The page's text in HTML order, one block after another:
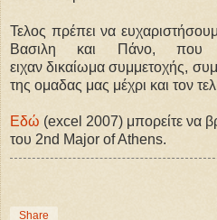
Τελος πρέπει να
Βασιλη και Πάνο, που
ειχαν δικαίωμα συμμετοχής,
της ομαδας μας μέχρι και τον
Εδώ (excel 2007) μπορείτε να
του 2nd Major of Athens.
Share